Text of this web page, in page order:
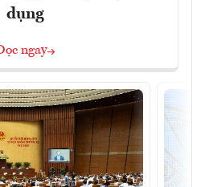
dụng
ngay